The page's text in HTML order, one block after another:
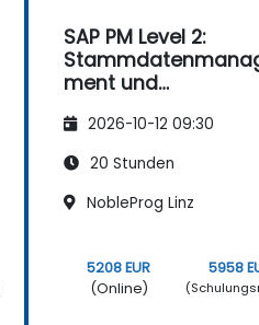
SAP PM Level 2:
ment und
2026-10-12 09:30
20 Stunden
NobleProg Linz
5208 EUR
(Online)
5958